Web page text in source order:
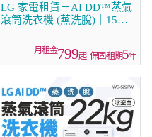
LG 家電租賃－AI DD™蒸氣
滾筒洗衣機 (蒸洗脫)｜15公
799起_保固/租期5年